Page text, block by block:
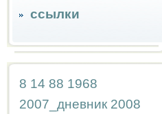
ссылки
8 14 88 1968
2007_дневник 2008